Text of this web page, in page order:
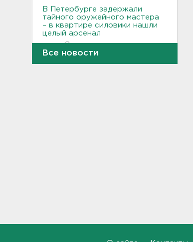
В Петербурге задержали
тайного оружейного мастера
– в квартире силовики нашли
целый арсенал
Все новости